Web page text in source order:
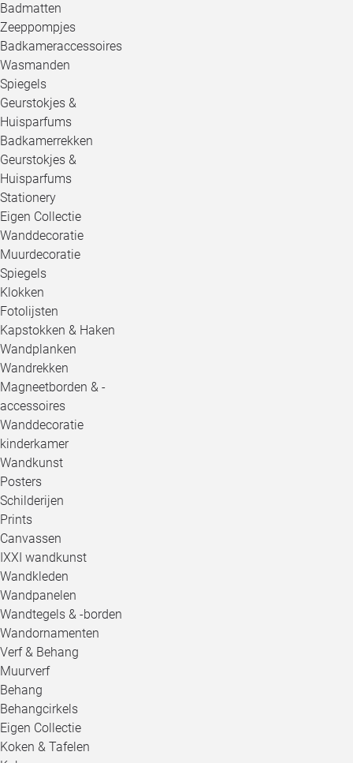
Badmatten
Zeeppompjes
Badkameraccessoires
Wasmanden
Spiegels
Geurstokjes &
Huisparfums
Badkamerrekken
Geurstokjes &
Huisparfums
Stationery
Eigen Collectie
Wanddecoratie
Muurdecoratie
Spiegels
Klokken
Fotolijsten
Kapstokken & Haken
Wandplanken
Wandrekken
Magneetborden & -
accessoires
Wanddecoratie
kinderkamer
Wandkunst
Posters
Schilderijen
Prints
Canvassen
IXXI wandkunst
Wandkleden
Wandpanelen
Wandtegels & -borden
Wandornamenten
Verf & Behang
Muurverf
Behang
Behangcirkels
Eigen Collectie
Koken & Tafelen